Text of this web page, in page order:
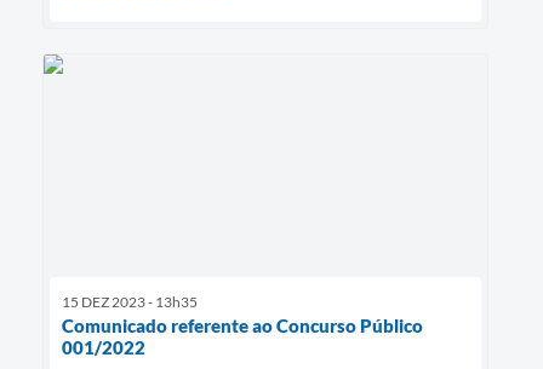
15 DEZ 2023 - 13h35
Comunicado referente ao Concurso Público
001/2022